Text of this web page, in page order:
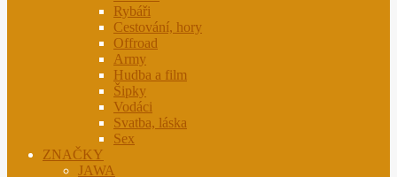
Rybáři
Cestování, hory
Offroad
Army
Hudba a film
Šipky
Vodáci
Svatba, láska
Sex
ZNAČKY
JAWA